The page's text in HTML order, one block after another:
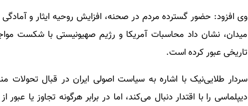
وی افزود: حضور گسترده مردم در صحنه، افزایش روحیه ایثار و
میدان، نشان داد محاسبات آمریکا و رژیم صهیونیستی با شکست
تاریخی عبور کرده است.
سردار طلایی‌نیک با اشاره به سیاست اصولی ایران در قبال
دیپلماسی را با اقتدار دنبال می‌کند، اما در برابر هرگونه تجاوز یا